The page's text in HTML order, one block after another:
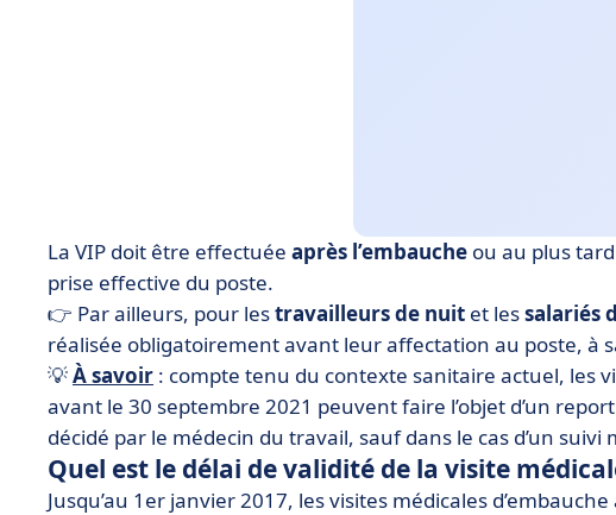
La VIP doit être effectuée après l’embauche ou au plus
prise effective du poste.
👉 Par ailleurs, pour lestravailleurs de nuit et lessalariés
réalisée obligatoirement avant leur affectation au poste, à
💡À savoir : compte tenu du contexte sanitaire actuel, les
avant le 30 septembre 2021 peuvent faire l’objet d’un
décidé par le médecin du travail, sauf dans le cas d’un
Quel est le délai de validité de la visite
Jusqu’au 1er janvier 2017, les visites médicales